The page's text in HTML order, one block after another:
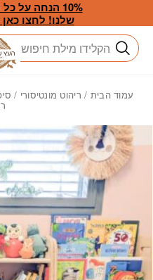
Skip to Content
10% הנחה על
שלנו! לחצו
חיפוש
עמוד הבית / ריהוט מונטיסורי /